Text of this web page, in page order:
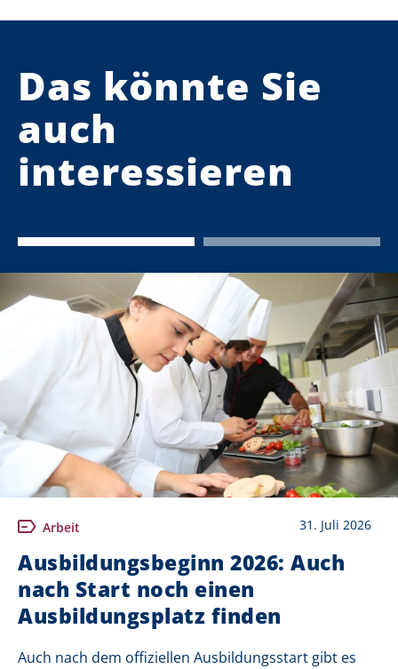
Das könnte Sie
auch
interessieren
Arbeit 31. Juli 2026
Ausbildungsbeginn 2026: Auch
nach Start noch einen
Ausbildungsplatz finden
Auch nach dem offiziellen Ausbildungsstart gibt es